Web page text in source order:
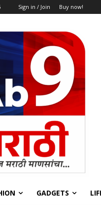
Sign in / Join Buy now!
GADGETS